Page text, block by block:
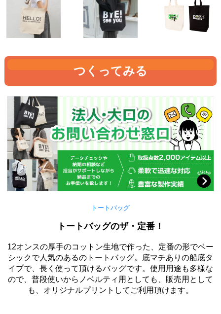
つくってみる
トートバッグ
トートバッグのザ・定番！
12オンスの厚手のコットン生地で作った、定番の形でベー
シックで人気のあるのトートバッグ。底マチありの船底タ
イプで、長く使って頂けるバッグです。使用用途も多様な
ので、普段使いからノベルティ用としても、販売用として
も、オリジナルプリントしてご利用頂けます。